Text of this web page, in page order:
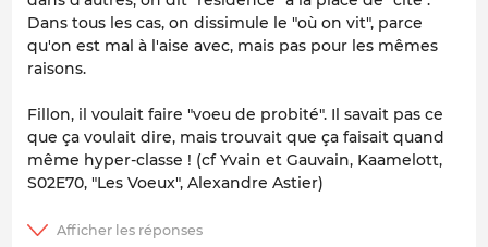
Dans tous les cas, on dissimule le "où on vit", parce
qu'on est mal à l'aise avec, mais pas pour les mêmes
raisons.
Fillon, il voulait faire "voeu de probité". Il savait pas ce
que ça voulait dire, mais trouvait que ça faisait quand
même hyper-classe ! (cf Yvain et Gauvain, Kaamelott,
S02E70, "Les Voeux", Alexandre Astier)